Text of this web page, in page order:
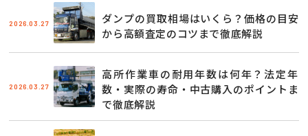
2026.03.27
ダンプの買取相場はいくら？価格の目安
から高額査定のコツまで徹底解説
2026.03.27
高所作業車の耐用年数は何年？法定年
数・実際の寿命・中古購入のポイントま
で徹底解説